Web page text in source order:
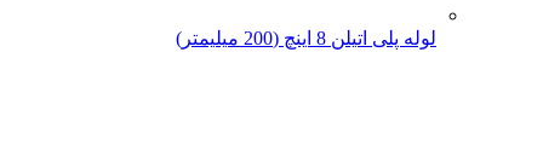
لوله پلی اتیلن 8 اینچ (200 میلیمتر)